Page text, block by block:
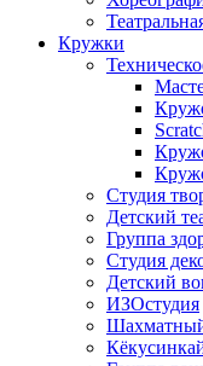
Кружки
Студия
Детский
Группа
Студия
Детский
ИЗОстудия